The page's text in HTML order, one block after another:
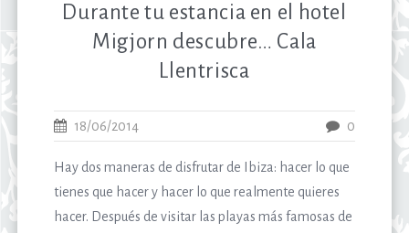
Durante tu estancia en el hotel
Migjorn descubre… Cala
Llentrisca
18/06/2014 0
Hay dos maneras de disfrutar de Ibiza: hacer lo que
tienes que hacer y hacer lo que realmente quieres
hacer. Después de visitar las playas más famosas de